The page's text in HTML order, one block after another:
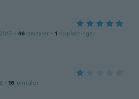
· 46 omtaler · 1 opplastinger
· 16 omtaler